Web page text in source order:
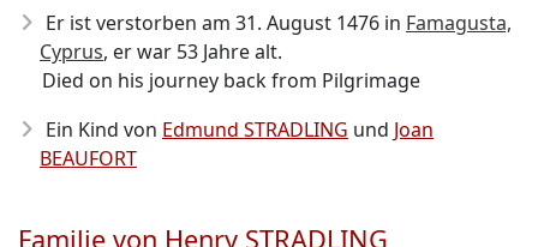
Er ist verstorben am 31. August 1476 in Famagusta,
Cyprus, er war 53 Jahre alt.
Died on his journey back from Pilgrimage
Ein Kind von Edmund STRADLING und Joan
BEAUFORT
Familie von Henry STRADLING